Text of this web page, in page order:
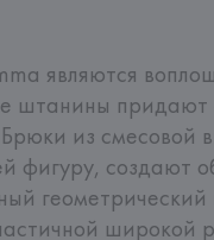
являются
штанины придают
из смесовой
фигуру, создают
широкой